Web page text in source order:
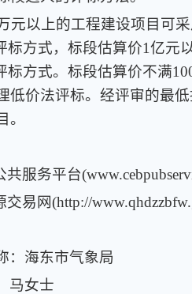
元以上的工程建设项目可
标方式，标段估算价1亿
标方式。标段估算价不满
低价法评标。经评审的最
服务平台
易网(http://
：海东市气象局
马女士